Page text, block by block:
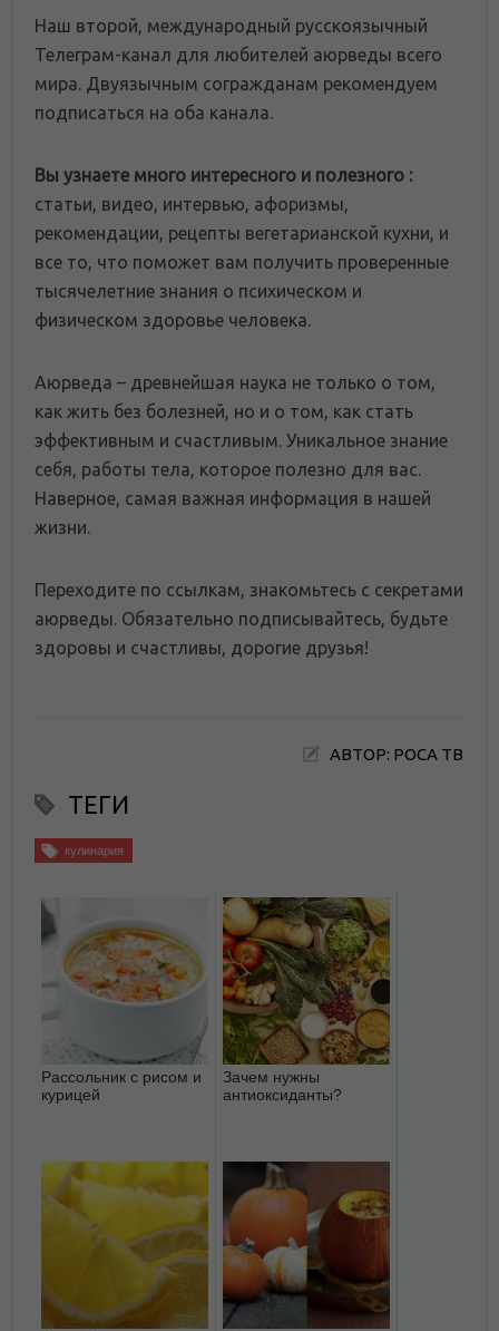
Наш второй, международный русскоязычный
Телеграм-канал для любителей аюрведы всего
мира. Двуязычным согражданам рекомендуем
подписаться на оба канала.
Вы узнаете много интересного и полезного :
статьи, видео, интервью, афоризмы,
рекомендации, рецепты вегетарианской кухни, и
все то, что поможет вам получить проверенные
тысячелетние знания о психическом и
физическом здоровье человека.
Аюрведа – древнейшая наука не только о том,
как жить без болезней, но и о том, как стать
эффективным и счастливым. Уникальное знание
себя, работы тела, которое полезно для вас.
Наверное, самая важная информация в нашей
жизни.
Переходите по ссылкам, знакомьтесь с секретами
аюрведы. Обязательно подписывайтесь, будьте
здоровы и счастливы, дорогие друзья!
АВТОР: РОСА ТВ
ТЕГИ
кулинария
Рассольник с рисом и
курицей
Зачем нужны
антиоксиданты?